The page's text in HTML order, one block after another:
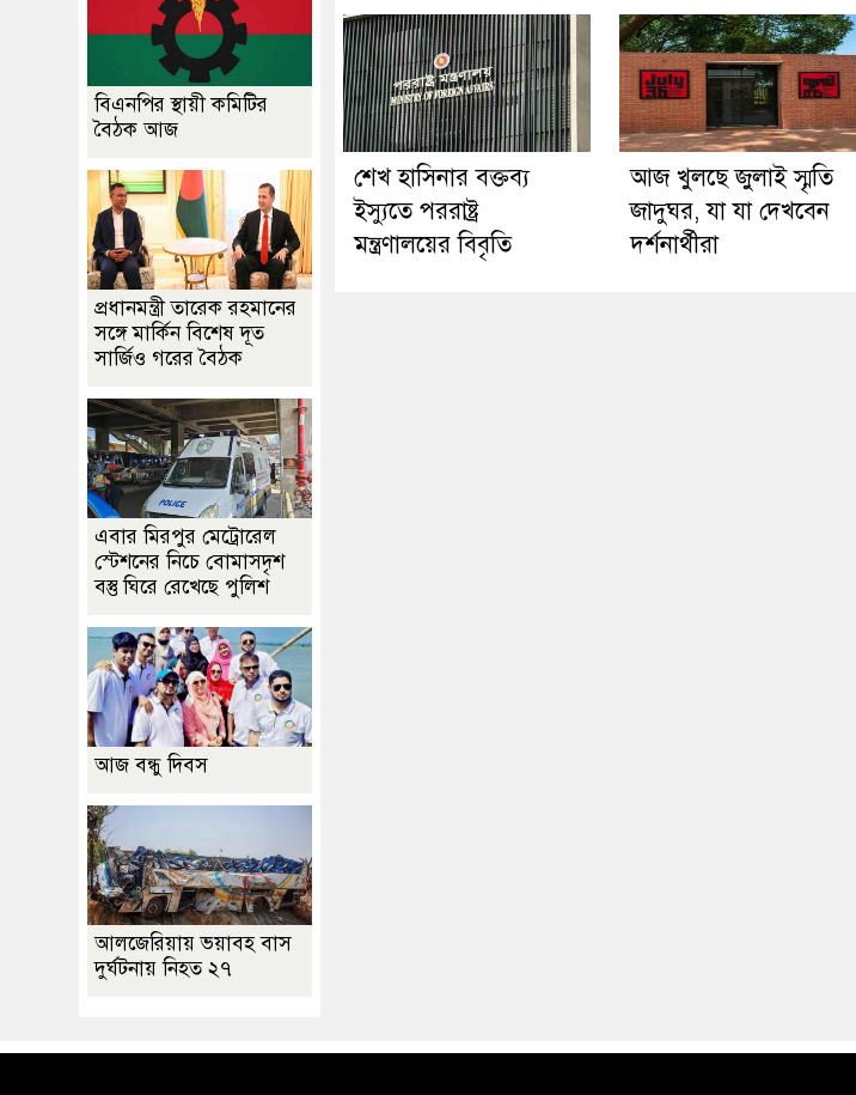
শেখ হাসিনার বক্তব্য
ইস্যুতে পররাষ্ট্র
মন্ত্রণালয়ের বিবৃতি
আজ খুলছে জুলাই স্মৃতি
জাদুঘর, যা যা দেখবেন
দর্শনার্থীরা
বিএনপির স্থায়ী কমিটির
বৈঠক আজ
প্রধানমন্ত্রী তারেক রহমানের
সঙ্গে মার্কিন বিশেষ দূত
সার্জিও গরের বৈঠক
এবার মিরপুর মেট্রোরেল
স্টেশনের নিচে বোমাসদৃশ
বস্তু ঘিরে রেখেছে পুলিশ
আজ বন্ধু দিবস
আলজেরিয়ায় ভয়াবহ বাস
দুর্ঘটনায় নিহত ২৭